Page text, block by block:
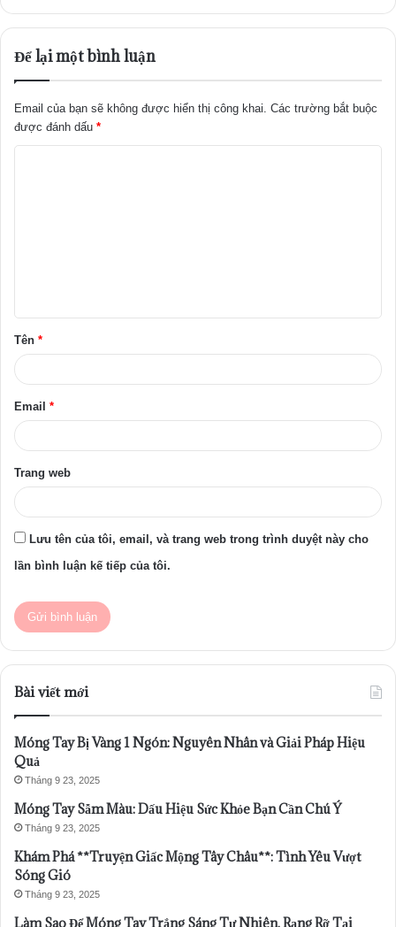
Để lại một bình luận
Email của bạn sẽ không được hiển thị công khai. Các trường bắt buộc
được đánh dấu *
ậ
n
Tên *
Email *
Trang web
Lưu tên của tôi, email, và trang web trong trình duyệt này cho
lần bình luận kế tiếp của tôi.
Bài viết mới
Móng Tay Bị Vàng 1 Ngón: Nguyên Nhân và Giải Pháp Hiệu
Quả
Tháng 9 23, 2025
Móng Tay Sẫm Màu: Dấu Hiệu Sức Khỏe Bạn Cần Chú Ý
Tháng 9 23, 2025
Khám Phá **Truyện Giấc Mộng Tây Châu**: Tình Yêu Vượt
Sóng Gió
Tháng 9 23, 2025
Làm Sao Để Móng Tay Trắng Sáng Tự Nhiên, Rạng Rỡ Tại